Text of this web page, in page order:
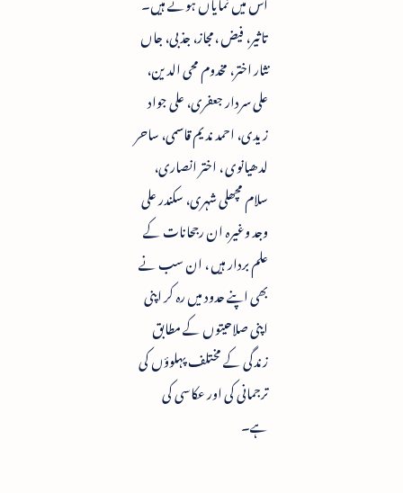
تاثیر، فیض ،مجاز، جذبی، جاں
نثار اختر، مخدوم محی الدین،
علی سردار جعفری، علی جواد
زیدی، احمد ندیم قاسمی، ساحر
لدھیانوی ، اختر انصاری،
سلام مچھلی شہری، سکندر علی
وجد وغیرہ ان رجحانات کے
علم بردار ہیں ، ان سب نے
بھی اپنے حدود میں رہ کر اپنی
اپنی صلاحیتوں کے مطابق
زندگی کے مختلف پہلوؤں کی
ترجمانی کی اور عکاسی کی
ہے۔